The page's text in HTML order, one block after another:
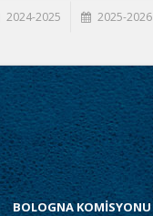
2024-2025 2025-2026
BOLOGNA KOMİSYONU